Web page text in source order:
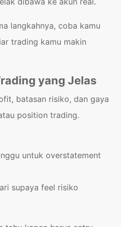
langkahnya, coba kamu
trading kamu makin
yang Jelas
batasan risiko, dan gaya
position trading.
untuk overstatement
supaya feel risiko